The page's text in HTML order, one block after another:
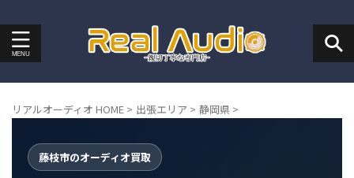
リアルオーディオ HOME > 出張エリア > 静岡県 >
藤枝市のオーディオ買取